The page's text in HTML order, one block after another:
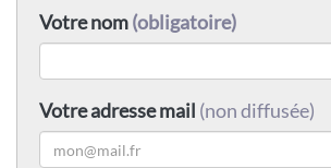
Votre nom(obligatoire)
Votre adresse mail (non diffusée)